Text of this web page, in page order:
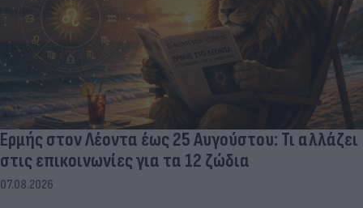
Ερμής στον Λέοντα έως 25 Αυγούστου: Τι αλλάζει
στις επικοινωνίες για τα 12 ζώδια
07.08.2026